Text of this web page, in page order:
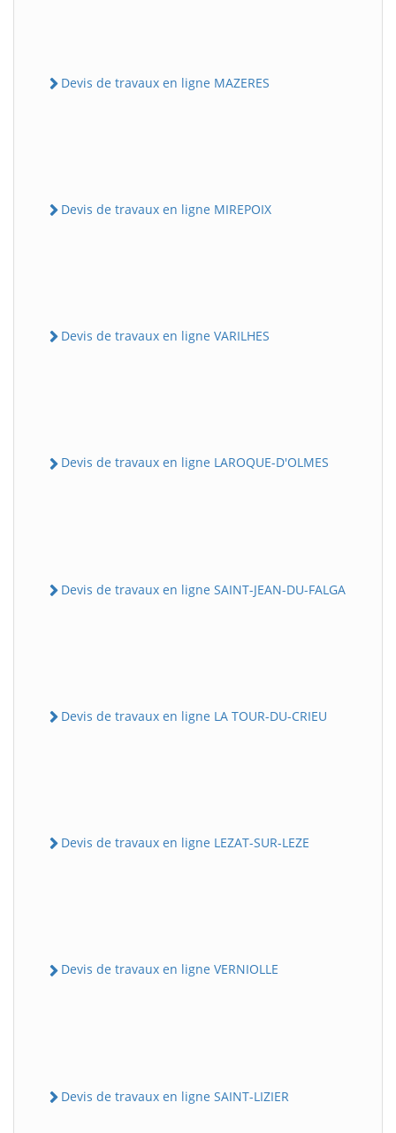
Devis de travaux en ligne MAZERES
Devis de travaux en ligne MIREPOIX
Devis de travaux en ligne VARILHES
Devis de travaux en ligne LAROQUE-D'OLMES
Devis de travaux en ligne SAINT-JEAN-DU-FALGA
Devis de travaux en ligne LA TOUR-DU-CRIEU
Devis de travaux en ligne LEZAT-SUR-LEZE
Devis de travaux en ligne VERNIOLLE
Devis de travaux en ligne SAINT-LIZIER